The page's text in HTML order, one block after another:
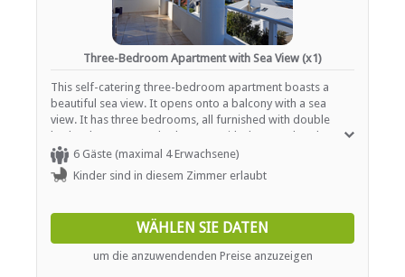
Three-Bedroom Apartment with Sea View (x1)
This self-catering three-bedroom apartment boasts a
beautiful sea view. It opens onto a balcony with a sea
view. It has three bedrooms, all furnished with double
beds. There are two bathrooms with showers, hand
basins and WC. Linen, towels and hairdryers are provided.
The open-plan kitchen is equipped with a stove and oven,
a microwave, a fridge, as well as tea-and-coffee-making
lounge contains a TV with DStv, and Wi-Fi access is
available. The living area opens onto a balcony with a sea
view, and private braai facilities are available for use.
6 Gäste (maximal 4 Erwachsene)
Kinder sind in diesem Zimmer erlaubt
WÄHLEN SIE DATEN
um die anzuwendenden Preise anzuzeigen